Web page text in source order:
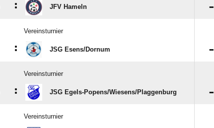
: JFV Hameln 
Vereinsturnier
: JSG Esens/​Dornum 
Vereinsturnier
: JSG Egels-Popens/​Wiesens/​Plaggenburg 
Vereinsturnier